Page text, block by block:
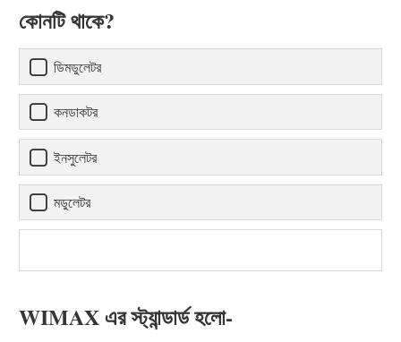
কোনটি থাকে?
ডিমডুলেটর
কনডাকটর
ইনসুলেটর
মডুলেটর
WIMAX এর স্ট্যান্ডার্ড হলো-